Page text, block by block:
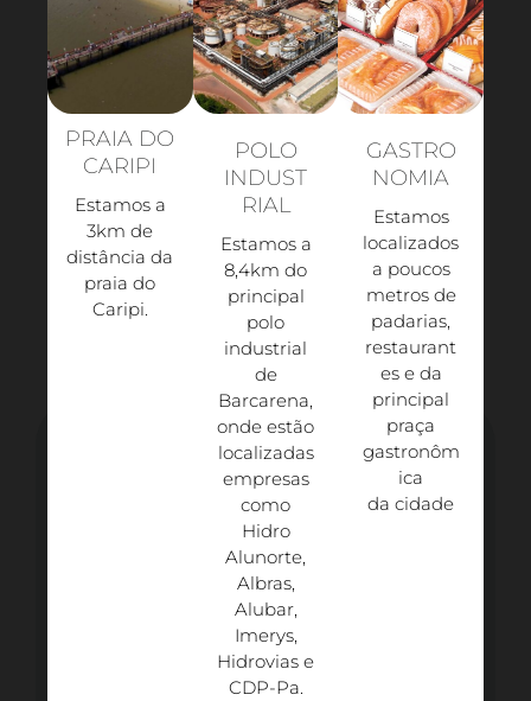
PRAIA DO
CARIPI
Estamos a
3km de
distância da
praia do
Caripi.​
POLO
INDUST
RIAL
Estamos a
8,4km do
principal
polo
industrial
de
Barcarena,
onde estão
localizadas
empresas
como
Hidro
Alunorte,
Albras,
Alubar,
Imerys,
Hidrovias e
CDP-Pa.​
GASTRO
NOMIA
Estamos
localizados
a poucos
metros de
padarias,
restaurant
es e da
principal
praça
gastronôm
ica
da cidade